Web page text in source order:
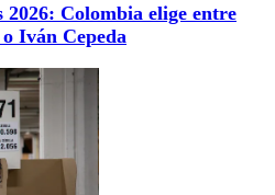
2026: Colombia elige entre
Iván Cepeda